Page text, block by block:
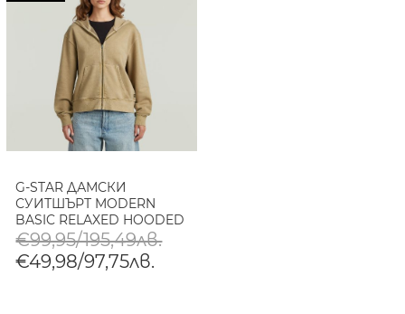
G-STAR ДАМСКИ
СУИТШЪРТ MODERN
BASIC RELAXED HOODED
ZIP THRU SWEATER В
SAFARI GD
€99,95/195,49лв.
€49,98/97,75лв.